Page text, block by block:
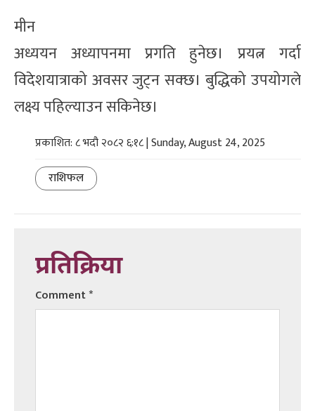
मीन
अध्ययन अध्यापनमा प्रगति हुनेछ। प्रयत्न गर्दा
विदेशयात्राको अवसर जुट्न सक्छ। बुद्धिको उपयोगले
लक्ष्य पहिल्याउन सकिनेछ।
प्रकाशित: ८ भदौ २०८२ ६:१८ | Sunday, August 24, 2025
राशिफल
प्रतिक्रिया
Comment*